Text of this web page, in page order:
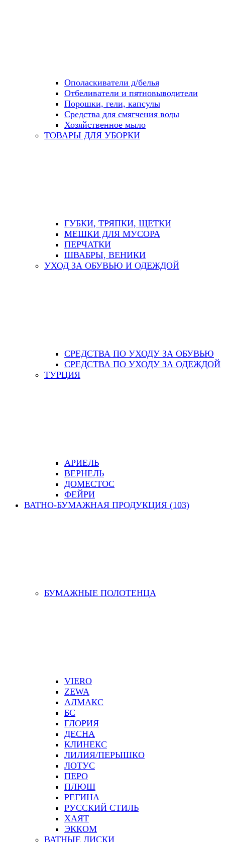
Ополаскиватели д/белья
Отбеливатели и пятновыводители
Порошки, гели, капсулы
Средства для смягчения воды
Хозяйственное мыло
ТОВАРЫ ДЛЯ УБОРКИ
ГУБКИ, ТРЯПКИ, ЩЕТКИ
МЕШКИ ДЛЯ МУСОРА
ПЕРЧАТКИ
ШВАБРЫ, ВЕНИКИ
УХОД ЗА ОБУВЬЮ И ОДЕЖДОЙ
СРЕДСТВА ПО УХОДУ ЗА ОБУВЬЮ
СРЕДСТВА ПО УХОДУ ЗА ОДЕЖДОЙ
ТУРЦИЯ
АРИЕЛЬ
ВЕРНЕЛЬ
ДОМЕСТОС
ФЕЙРИ
ВАТНО-БУМАЖНАЯ ПРОДУКЦИЯ (103)
БУМАЖНЫЕ ПОЛОТЕНЦА
VIERO
ZEWA
АЛМАКС
БС
ГЛОРИЯ
ДЕСНА
КЛИНЕКС
ЛИЛИЯ/ПЕРЫШКО
ЛОТУС
ПЕРО
ПЛЮШ
РЕГИНА
РУССКИЙ СТИЛЬ
ХАЯТ
ЭККОМ
ВАТНЫЕ ДИСКИ